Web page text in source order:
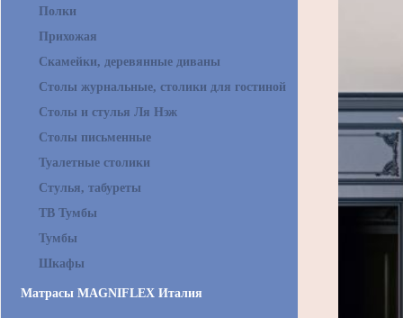
Полки
Прихожая
Скамейки, деревянные диваны
Столы журнальные, столики для гостиной
Столы и стулья Ля Нэж
Столы письменные
Туалетные столики
Стулья, табуреты
ТВ Тумбы
Тумбы
Шкафы
Матрасы MAGNIFLEX Италия